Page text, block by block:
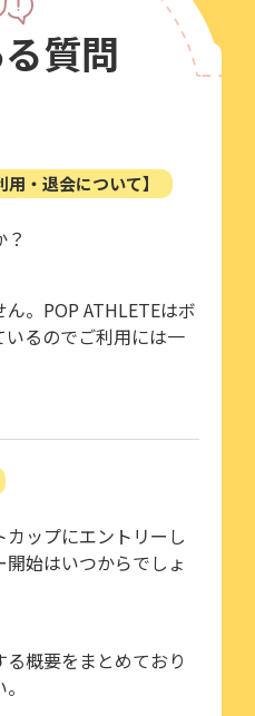
質問
用・退会について】
。POP ATHLETEはボ
るのでご利用には一
ップにエントリーし
始はいつからでしょ
概要をまとめており